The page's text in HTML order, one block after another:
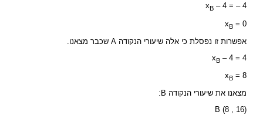
xB – 4 = – 4
xB = 0
אפשרות זו נפסלת כי אלה שיעורי הנקודה A שכבר מצאנו.
xB – 4 = 4
xB = 8
מצאנו את שיעורי הנקודה B:
B (8 , 16)